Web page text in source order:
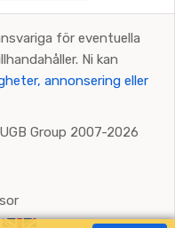
för eventuella
Ni kan
annonsering eller
Group 2007-2026